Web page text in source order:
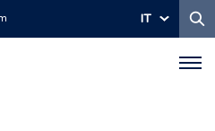
IT